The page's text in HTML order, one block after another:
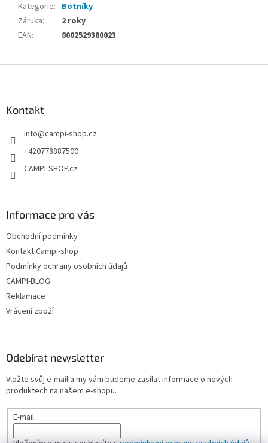
Kategorie: Botníky
Záruka:
2 roky
EAN: 8002529380023
Kontakt
info@campi-shop.cz
+420778887500
CAMPI-SHOP.cz
Informace pro vás
Obchodní podmínky
Kontakt Campi-shop
Podmínky ochrany osobních údajů
CAMPI-BLOG
Reklamace
Vrácení zboží
Odebírat newsletter
Vložte svůj e-mail a my vám budeme zasílat informace o nových
produktech na našem e-shopu.
E-mail